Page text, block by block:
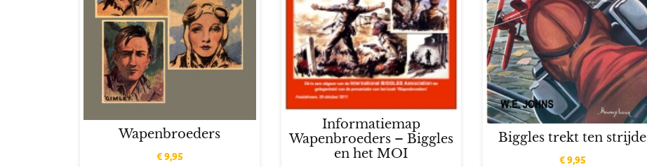
Wapenbroeders
€9,95
Informatiemap
Wapenbroeders – Biggles
en het MOI
Biggles trekt ten strijde
€9,95